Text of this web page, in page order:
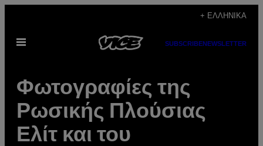
περιεχόμενο
+ ΕΛΛΗΝΙΚΆ
Ανοίξτε
SUBSCRIBENEWSLETTER
Φωτογραφίες της
Ρωσικής Πλούσιας
Ελίτ και του